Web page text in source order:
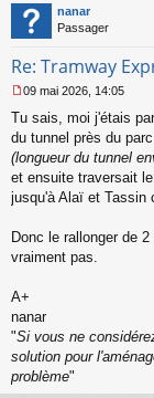
o
n
l
nanar
Passager
Re: Tramway
e
s
s
g
e
o
n
09 mai 2026, 14:05
Tu sais, moi j'étais
du tunnel près du
(longueur du tunnel
et ensuite traversait
jusqu'à Alaï et Tassin
Donc le rallonger de
vraiment pas.
A+
nanar
"Si vous ne
solution pour
problème"